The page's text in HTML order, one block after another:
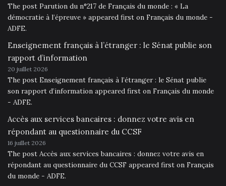
The post Parution du n°217 de Français du monde : « La
démocratie à l’épreuve » appeared first on Français du monde -
ADFE.
Enseignement français à l’étranger : le Sénat publie son
rapport d’information
20 juillet 2026
The post Enseignement français à l’étranger : le Sénat publie
son rapport d’information appeared first on Français du monde
- ADFE.
Accès aux services bancaires : donnez votre avis en
répondant au questionnaire du CCSF
16 juillet 2026
The post Accès aux services bancaires : donnez votre avis en
répondant au questionnaire du CCSF appeared first on Français
du monde - ADFE.